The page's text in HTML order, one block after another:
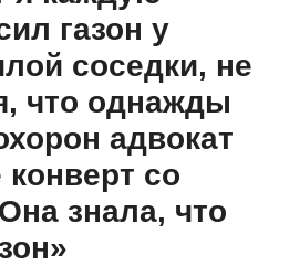
газон у
соседки, не
что однажды
адвокат
со
знала, что